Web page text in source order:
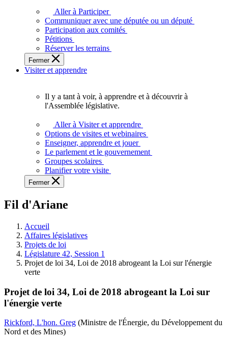
plein
potentiel,
l'Assemblée
a
besoin
de
Aller à Participer
Communiquer avec une députée ou un député
Participation aux comités
Pétitions
Réserver les terrains
Fermer
Visiter et apprendre
voir,
apprendre
et
à
à
législative.
Il y a tant à voir, à apprendre et à découvrir à
l'Assemblée législative.
Aller à Visiter et apprendre
Options de visites et webinaires
Enseigner, apprendre et jouer
Le parlement et le gouvernement
Groupes scolaires
Planifier votre visite
Fermer
Fil d'Ariane
Accueil
Affaires législatives
Projets de loi
Législature 42, Session 1
Projet de loi 34, Loi de 2018 abrogeant la Loi sur l'énergie
verte
Projet de loi 34, Loi de 2018 abrogeant la Loi sur
l'énergie verte
Rickford, L'hon. Greg (Ministre de l'Énergie, du Développement du
Nord et des Mines)